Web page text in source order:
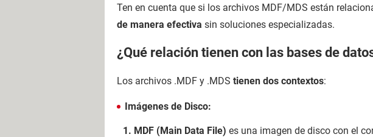
Ten en cuenta que si los archivos MDF/MDS están
de manera efectiva sin soluciones especializadas.
¿Qué relación tienen con las bases de
Los archivos .MDF y .MDS tienen dos contextos:
Imágenes de Disco:
MDF (Main Data File) es una imagen de disco con el